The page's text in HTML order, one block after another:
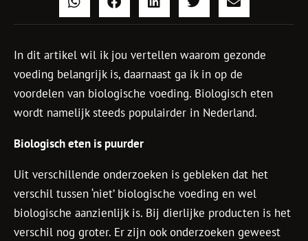
In dit artikel wil ik jou vertellen waarom gezonde
voeding belangrijk is, daarnaast ga ik in op de
voordelen van biologische voeding. Biologisch eten
wordt namelijk steeds populairder in Nederland.
Biologisch eten is puurder
Uit verschillende onderzoeken is gebleken dat het
verschil tussen ‘niet’ biologische voeding en wel
biologische aanzienlijk is. Bij dierlijke producten is het
verschil nog groter. Er zijn ook onderzoeken geweest